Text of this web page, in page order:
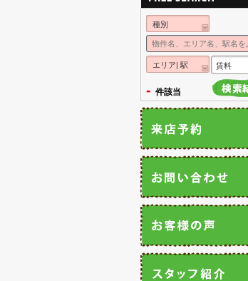
種別
エリア| 駅 賃料
- 件該当